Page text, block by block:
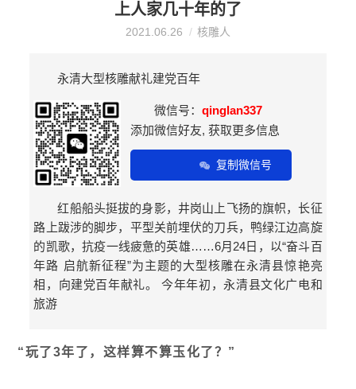
上人家几十年的了
2021.06.26 核雕人
永清大型核雕献礼建党百年
微信号：qinglan337
添加微信好友, 获取更多信息
复制微信号
红船船头挺拔的身影，井岗山上飞扬的旗帜，长征
路上跋涉的脚步，平型关前埋伏的刀兵，鸭绿江边高旋
的凯歌，抗疫一线疲惫的英雄……6月24日，以“奋斗百
年路 启航新征程”为主题的大型核雕在永清县惊艳亮
相，向建党百年献礼。 今年年初，永清县文化广电和
旅游
“玩了3年了，这样算不算玉化了？”